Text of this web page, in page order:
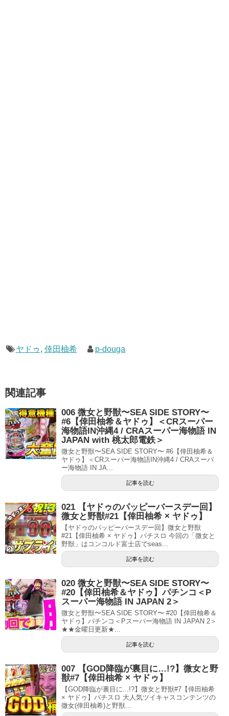
ヤドゥ , 倖田柚希 p-douga
関連記事
006 微女と野獣〜SEA SIDE STORY〜
#6【倖田柚希＆ヤドゥ】＜CRスーパー
海物語IN沖縄4 / CRAスーパー海物語 IN
JAPAN with 桃太郎電鉄＞
微女と野獣〜SEA SIDE STORY〜 #6【倖田柚希＆
ヤドゥ】＜CRスーパー海物語IN沖縄4 / CRAスーパ
ー海物語 IN JA...
記事を読む
021 【ヤドゥのパッピーバースデー回】
微女と野獣#21【倖田柚希 × ヤドゥ】
【ヤドゥのパッピーバースデー回】微女と野獣
#21【倖田柚希 × ヤドゥ】パチスロ 今回の「微女と
野獣」はコンコルド富士店でseas...
記事を読む
020 微女と野獣〜SEA SIDE STORY〜
#20【倖田柚希＆ヤドゥ】パチンコ＜P
スーパー海物語 IN JAPAN 2＞
微女と野獣〜SEA SIDE STORY〜 #20【倖田柚希＆
ヤドゥ】パチンコ＜Pスーパー海物語 IN JAPAN 2＞
★★金曜日更新★...
記事を読む
007 【GOD降臨が裏目に…!?】微女と野
獣#7【倖田柚希 × ヤドゥ】
【GOD降臨が裏目に...!?】微女と野獣#7【倖田柚希
× ヤドゥ】パチスロ 大人気ツイキャスコンテンツの
微女(倖田柚希)と野獣...